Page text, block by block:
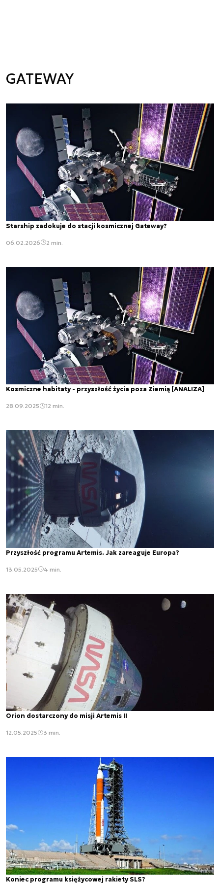
GATEWAY
Starship zadokuje do stacji kosmicznej Gateway?
06.02.2026 2 min.
Kosmiczne habitaty - przyszłość życia poza Ziemią [ANALIZA]
28.09.2025 12 min.
Przyszłość programu Artemis. Jak zareaguje Europa?
13.05.2025 4 min.
Orion dostarczony do misji Artemis II
12.05.2025 3 min.
Koniec programu księżycowej rakiety SLS?